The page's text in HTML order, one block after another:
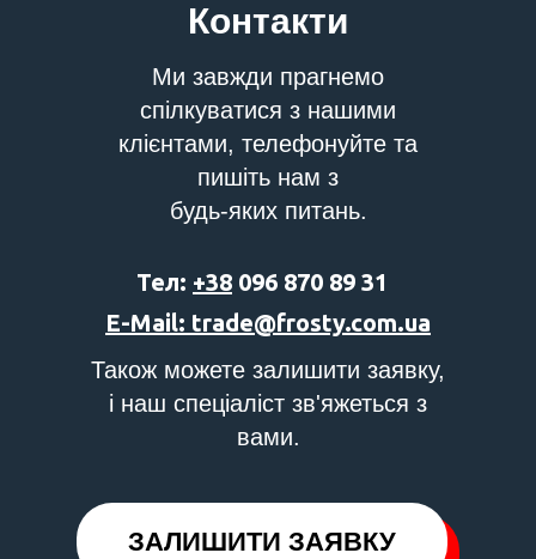
Контакти
Ми завжди прагнемо
спілкуватися з нашими
клієнтами, телефонуйте та
пишіть нам з
будь-яких питань.
Також можете залишити заявку,
і наш спеціаліст зв'яжеться з
вами.
ЗАЛИШИТИ ЗАЯВКУ
E-Mail: trade@frosty.com.ua
Тел: +38 096 870 89 31